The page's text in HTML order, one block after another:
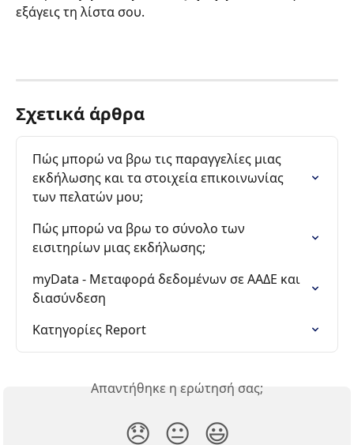
εξάγεις τη λίστα σου.
Σχετικά άρθρα
Πώς μπορώ να βρω τις παραγγελίες μιας
εκδήλωσης και τα στοιχεία επικοινωνίας
των πελατών μου;
Πώς μπορώ να βρω το σύνολο των
εισιτηρίων μιας εκδήλωσης;
myData - Μεταφορά δεδομένων σε ΑΑΔΕ και
διασύνδεση
Κατηγορίες Report
Απαντήθηκε η ερώτησή σας;
😞 😐 😃